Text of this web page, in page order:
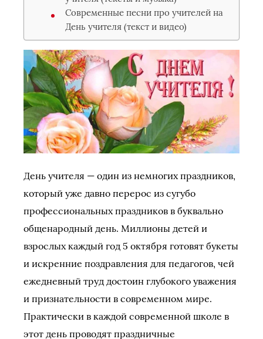
Современные песни про учителей на
День учителя (текст и видео)
День учителя — один из немногих праздников,
который уже давно перерос из сугубо
профессиональных праздников в буквально
общенародный день. Миллионы детей и
взрослых каждый год 5 октября готовят букеты
и искренние поздравления для педагогов, чей
ежедневный труд достоин глубокого уважения
и признательности в современном мире.
Практически в каждой современной школе в
этот день проводят праздничные